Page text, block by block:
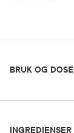
BRUK OG
Påføres på ren
INGREDIENSER